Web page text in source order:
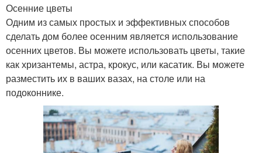
Осенние цветы
Одним из самых простых и эффективных способов
сделать дом более осенним является использование
осенних цветов. Вы можете использовать цветы, такие
как хризантемы, астра, крокус, или касатик. Вы можете
разместить их в ваших вазах, на столе или на
подоконнике.